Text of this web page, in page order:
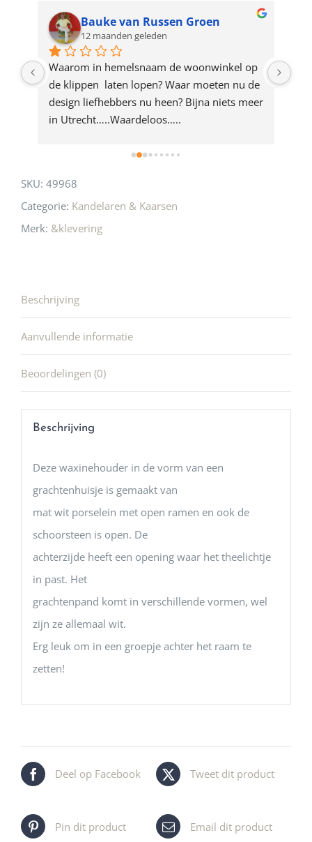
product
Bauke van Russen Groen
12 maanden geleden
Waarom in hemelsnaam de woonwinkel op
de klippen  laten lopen? Waar moeten nu de
design liefhebbers nu heen? Bijna niets meer
in Utrecht…..Waardeloos…..
SKU: 49968
Categorie: Kandelaren & Kaarsen
Merk: &klevering
Beschrijving
Aanvullende informatie
Beoordelingen (0)
Beschrijving
Deze waxinehouder in de vorm van een
grachtenhuisje is gemaakt van
mat wit porselein met open ramen en ook de
schoorsteen is open. De
achterzijde heeft een opening waar het theelichtje
in past. Het
grachtenpand komt in verschillende vormen, wel
zijn ze allemaal wit.
Erg leuk om in een groepje achter het raam te
zetten!
Deel op Facebook Tweet dit product
Pin dit product Email dit product